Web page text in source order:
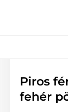
Piros
fehér